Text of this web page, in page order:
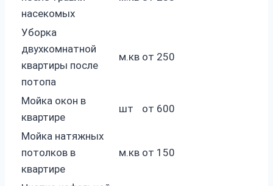
насекомых
Уборка
двухкомнатной
квартиры после
потопа
м.кв от 250
Мойка окон в
квартире
шт от 600
Мойка натяжных
потолков в
квартире
м.кв от 150